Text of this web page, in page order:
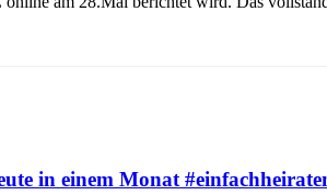
in einem Monat